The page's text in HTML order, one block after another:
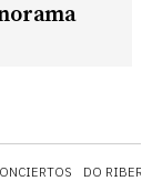
DO